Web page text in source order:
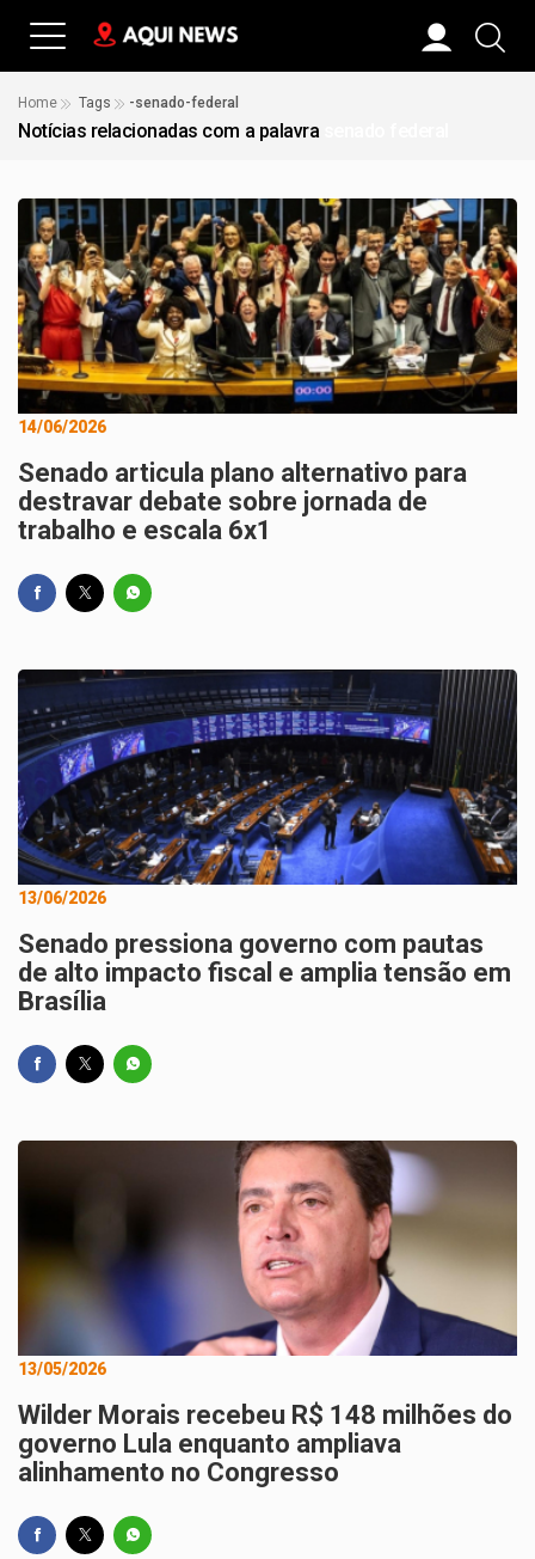
Home Tags -senado-federal
Notícias relacionadas com a palavra
14/06/2026
Senado articula plano alternativo para
destravar debate sobre jornada de
trabalho e escala 6x1
13/06/2026
Senado pressiona governo com pautas
de alto impacto fiscal e amplia tensão em
Brasília
13/05/2026
Wilder Morais recebeu R$ 148 milhões do
governo Lula enquanto ampliava
alinhamento no Congresso